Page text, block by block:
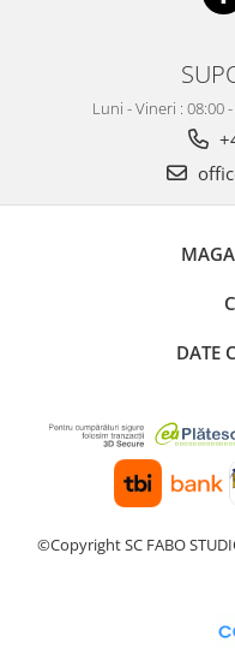
Luni - Vineri : 08:00
DATE
©Copyright SC FABO